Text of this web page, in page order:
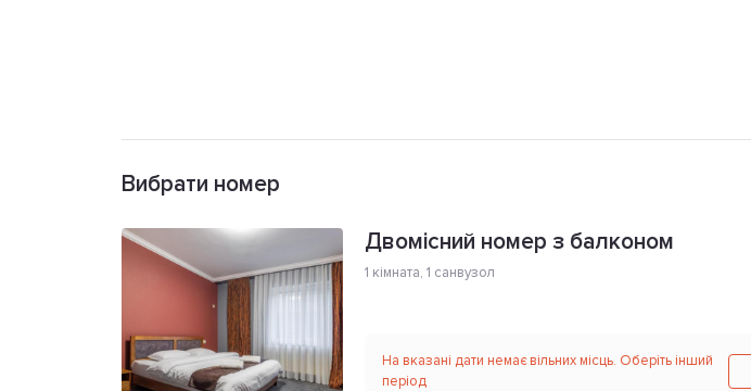
Вибрати номер
Двомісний номер з балконом
1 кімната, 1 санвузол
На вказані дати немає вільних місць. Оберіть інший
період